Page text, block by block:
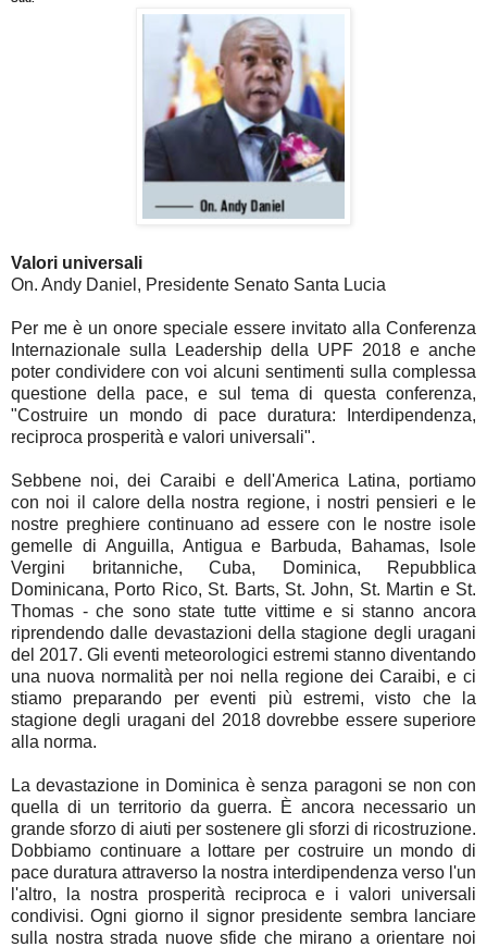
Valori universali
On. Andy Daniel, Presidente Senato Santa Lucia
Per me è un onore speciale essere invitato alla Conferenza
Internazionale sulla Leadership della UPF 2018 e anche
poter condividere con voi alcuni sentimenti sulla complessa
questione della pace, e sul tema di questa conferenza,
"Costruire un mondo di pace duratura: Interdipendenza,
reciproca prosperità e valori universali".
Sebbene noi, dei Caraibi e dell'America Latina, portiamo
con noi il calore della nostra regione, i nostri pensieri e le
nostre preghiere continuano ad essere con le nostre isole
gemelle di Anguilla, Antigua e Barbuda, Bahamas, Isole
Vergini britanniche, Cuba, Dominica, Repubblica
Dominicana, Porto Rico, St. Barts, St. John, St. Martin e St.
Thomas - che sono state tutte vittime e si stanno ancora
riprendendo dalle devastazioni della stagione degli uragani
del 2017. Gli eventi meteorologici estremi stanno diventando
una nuova normalità per noi nella regione dei Caraibi, e ci
stiamo preparando per eventi più estremi, visto che la
stagione degli uragani del 2018 dovrebbe essere superiore
alla norma.
La devastazione in Dominica è senza paragoni se non con
quella di un territorio da guerra. È ancora necessario un
grande sforzo di aiuti per sostenere gli sforzi di ricostruzione.
Dobbiamo continuare a lottare per costruire un mondo di
pace duratura attraverso la nostra interdipendenza verso l'un
l'altro, la nostra prosperità reciproca e i valori universali
condivisi. Ogni giorno il signor presidente sembra lanciare
sulla nostra strada nuove sfide che mirano a orientare noi